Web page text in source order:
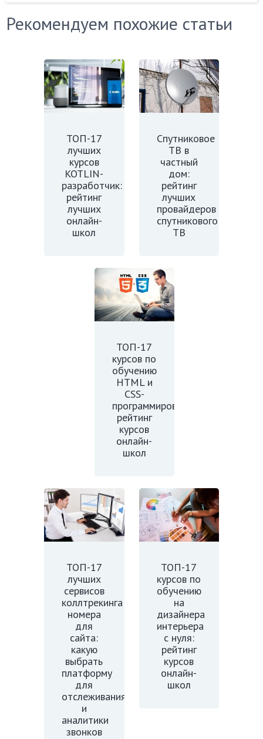
Рекомендуем похожие статьи
ТОП-17
лучших
курсов
KOTLIN-
разработчик:
рейтинг
лучших
онлайн-
школ
Спутниковое
ТВ в
частный
дом:
рейтинг
лучших
провайдеров
спутникового
ТВ
ТОП-17
курсов по
обучению
HTML и
CSS-
программированию:
рейтинг
курсов
онлайн-
школ
ТОП-17
лучших
сервисов
коллтрекинга
номера
для
сайта:
какую
выбрать
платформу
для
отслеживания
и
аналитики
звонков
ТОП-17
курсов по
обучению
на
дизайнера
интерьера
с нуля:
рейтинг
курсов
онлайн-
школ